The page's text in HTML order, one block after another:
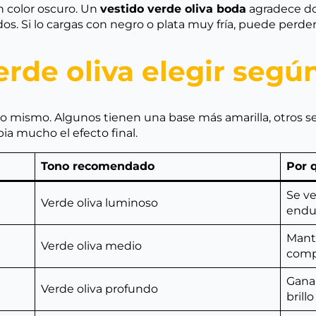
color oscuro. Un vestido verde oliva boda agradece
Si lo cargas con negro o plata muy fría, puede
oliva elegir
mismo. Algunos tienen una base más amarilla, otros
mucho el efecto final.
Tono recomendado Por
Verde oliva luminoso
Se
Verde oliva medio
Verde oliva profundo